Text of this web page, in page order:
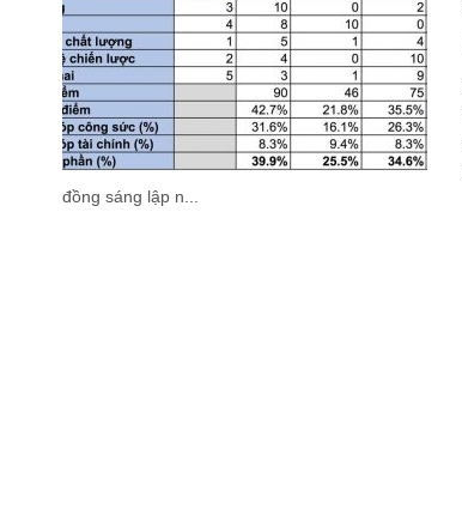
đồng sáng lập n...